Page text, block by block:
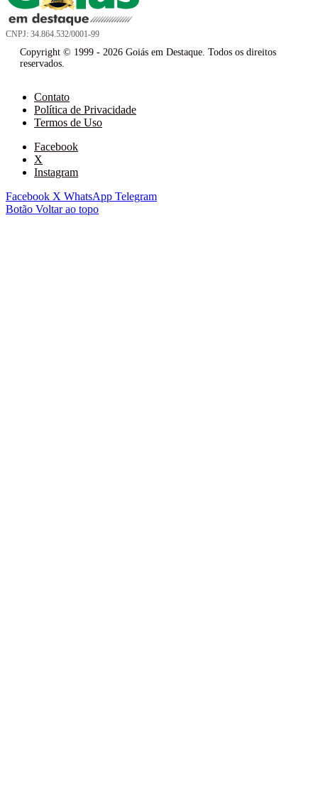
CNPJ: 34.864.532/0001-99
Copyright © 1999 - 2026 Goiás em Destaque. Todos os direitos
reservados.
Contato
Política de Privacidade
Termos de Uso
Facebook
X
Instagram
Facebook X WhatsApp Telegram
Botão Voltar ao topo